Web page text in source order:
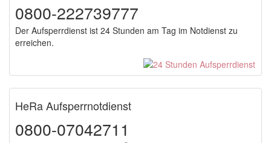
0800-222739777
Der Aufsperrdienst ist 24 Stunden am Tag im Notdienst zu
erreichen.
HeRa Aufsperrnotdienst
0800-07042711